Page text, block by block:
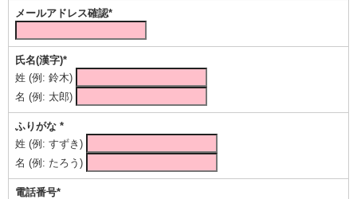
メールアドレス確認*
氏名(漢字)*
姓 (例: 鈴木)
名 (例: 太郎)
ふりがな *
姓 (例: すずき)
名 (例: たろう)
電話番号*